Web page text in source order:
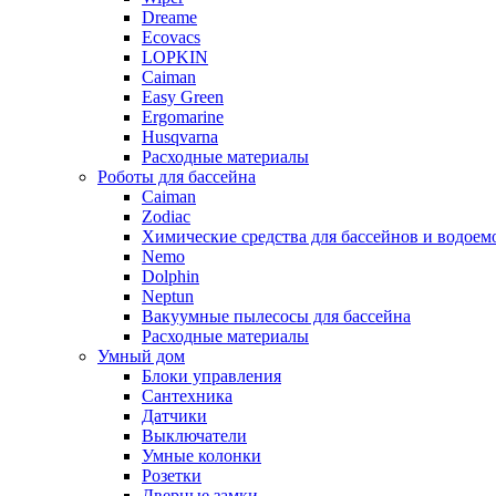
Dreame
Ecovacs
LOPKIN
Caiman
Easy Green
Ergomarine
Husqvarna
Расходные материалы
Роботы для бассейна
Caiman
Zodiac
Химические средства для бассейнов и
Nemo
Dolphin
Neptun
Вакуумные пылесосы для бассейна
Расходные материалы
Умный дом
Блоки управления
Сантехника
Датчики
Выключатели
Умные колонки
Розетки